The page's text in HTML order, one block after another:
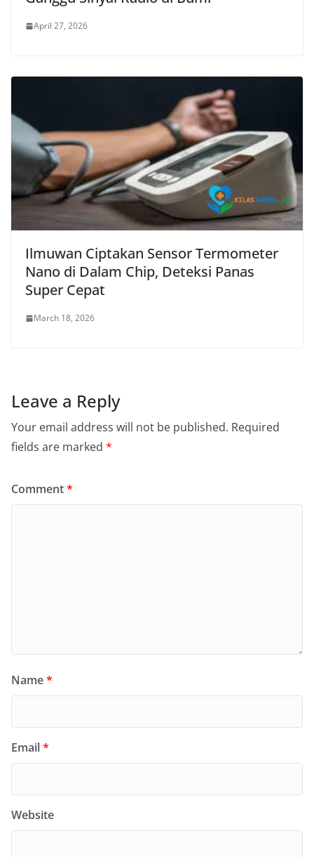
April 27, 2026
Ilmuwan Ciptakan Sensor Termometer
Nano di Dalam Chip, Deteksi Panas
Super Cepat
March 18, 2026
Leave a Reply
Your email address will not be published. Required
fields are marked *
Comment*
Name*
Email*
Website